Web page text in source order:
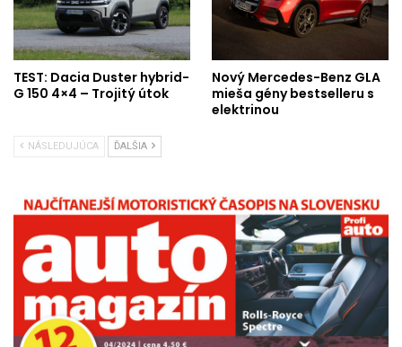
TEST: Dacia Duster hybrid-
G 150 4×4 – Trojitý útok
Nový Mercedes-Benz GLA
mieša gény bestselleru s
elektrinou
NÁSLEDUJÚCA ĎALŠIA